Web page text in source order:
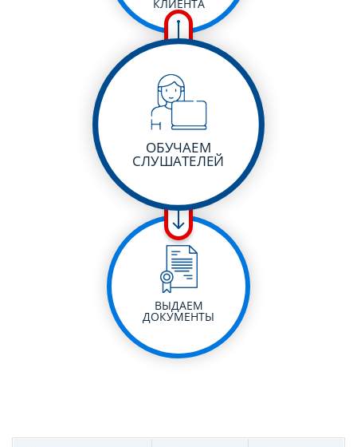
КЛИЕНТА
ОБУЧАЕМ
СЛУШАТЕЛЕЙ
ВЫДАЕМ
ДОКУМЕНТЫ